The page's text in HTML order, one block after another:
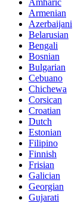
Armenian
Azerbaijani
Belarusian
Bengali
Bosnian
Bulgarian
Cebuano
Chichewa
Corsican
Croatian
Dutch
Estonian
Filipino
Finnish
Frisian
Galician
Georgian
Gujarati